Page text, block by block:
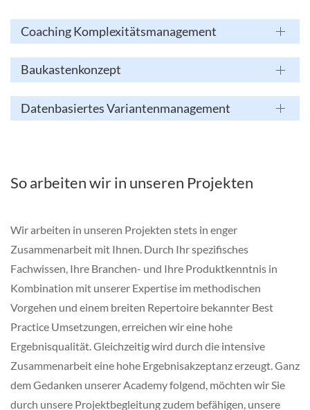
Coaching Komplexitätsmanagement
Baukastenkonzept
Datenbasiertes Variantenmanagement
So arbeiten wir in unseren Projekten
Wir arbeiten in unseren Projekten stets in enger
Zusammenarbeit mit Ihnen. Durch Ihr spezifisches
Fachwissen, Ihre Branchen- und Ihre Produktkenntnis in
Kombination mit unserer Expertise im methodischen
Vorgehen und einem breiten Repertoire bekannter Best
Practice Umsetzungen, erreichen wir eine hohe
Ergebnisqualität. Gleichzeitig wird durch die intensive
Zusammenarbeit eine hohe Ergebnisakzeptanz erzeugt. Ganz
dem Gedanken unserer Academy folgend, möchten wir Sie
durch unsere Projektbegleitung zudem befähigen, unsere